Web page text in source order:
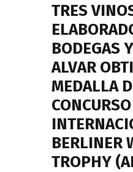
TRES
BODEGAS
ALVAR
MEDALLA
CONCURSO
BERLINER
TROPHY